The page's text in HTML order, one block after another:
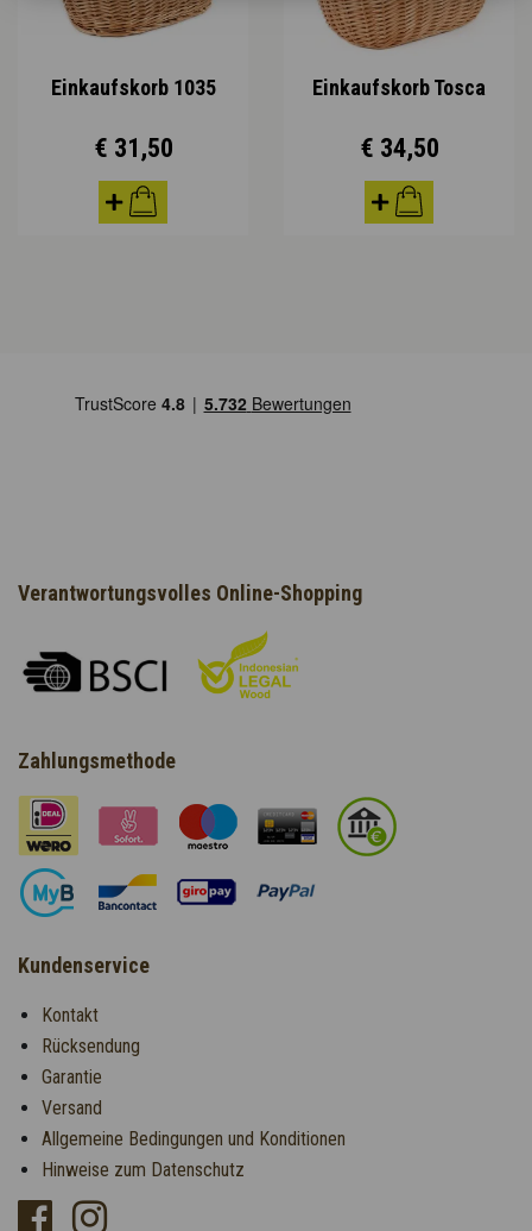
Einkaufskorb 1035
€ 31,50
Einkaufskorb Tosca
€ 34,50
Verantwortungsvolles Online-Shopping
Zahlungsmethode
Kundenservice
Kontakt
Rücksendung
Garantie
Versand
Allgemeine Bedingungen und Konditionen
Hinweise zum Datenschutz